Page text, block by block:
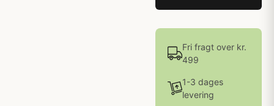
Fri fragt over kr.
499
1-3 dages
levering